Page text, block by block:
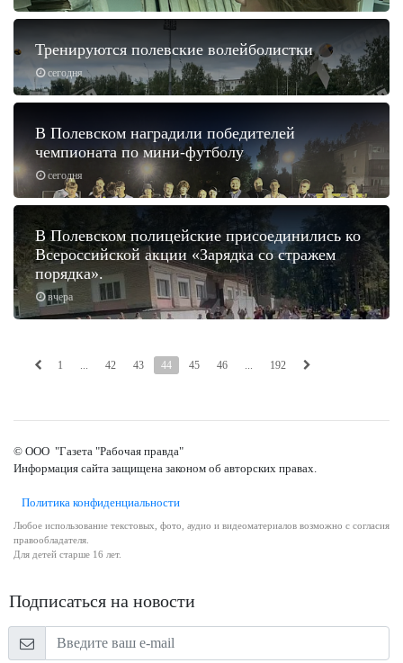
сегодня
Тренируются полевские волейболистки
сегодня
В Полевском наградили победителей
чемпионата по мини-футболу
вчера
В Полевском полицейские присоединились ко
Всероссийской акции «Зарядка со стражем
порядка».
1 ... 42 43 44 45 46 ... 192
© ООО "Газета "Рабочая правда"
Информация сайта защищена законом об авторских правах.
Политика конфиденциальности
Любое использование текстовых, фото, аудио и видеоматериалов возможно с согласия
правообладателя.
Для детей старше 16 лет.
Подписаться на новости